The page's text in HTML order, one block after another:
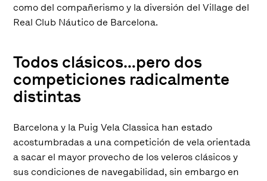
como del compañerismo y la diversión del Village del
Real Club Náutico de Barcelona.
Todos clásicos…pero dos
competiciones radicalmente
distintas
Barcelona y la Puig Vela Classica han estado
acostumbradas a una competición de vela orientada
a sacar el mayor provecho de los veleros clásicos y
sus condiciones de navegabilidad, sin embargo en